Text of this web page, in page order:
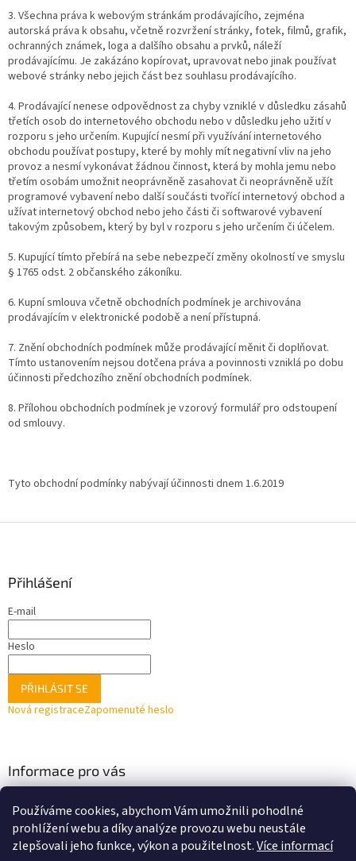
Používáme cookies, abychom Vám umožnili pohodlné
prohlížení webu a díky analýze provozu webu neustále
zlepšovali jeho funkce, výkon a použitelnost.Více informací
3. Všechna práva k webovým stránkám prodávajícího, zejména
autorská práva k obsahu, včetně rozvržení stránky, fotek, filmů, grafik,
ochranných známek, loga a dalšího obsahu a prvků, náleží
prodávajícímu. Je zakázáno kopírovat, upravovat nebo jinak používat
webové stránky nebo jejich část bez souhlasu prodávajícího.
4. Prodávající nenese odpovědnost za chyby vzniklé v důsledku zásahů
třetích osob do internetového obchodu nebo v důsledku jeho užití v
rozporu s jeho určením. Kupující nesmí při využívání internetového
obchodu používat postupy, které by mohly mít negativní vliv na jeho
provoz a nesmí vykonávat žádnou činnost, která by mohla jemu nebo
třetím osobám umožnit neoprávněně zasahovat či neoprávněně užít
programové vybavení nebo další součásti tvořící internetový obchod a
užívat internetový obchod nebo jeho části či softwarové vybavení
takovým způsobem, který by byl v rozporu s jeho určením či účelem.
5. Kupující tímto přebírá na sebe nebezpečí změny okolností ve smyslu
§ 1765 odst. 2 občanského zákoníku.
6. Kupní smlouva včetně obchodních podmínek je archivována
prodávajícím v elektronické podobě a není přístupná.
7. Znění obchodních podmínek může prodávající měnit či doplňovat.
Tímto ustanovením nejsou dotčena práva a povinnosti vzniklá po dobu
účinnosti předchozího znění obchodních podmínek.
8. Přílohou obchodních podmínek je vzorový formulář pro odstoupení
od smlouvy.
Tyto obchodní podmínky nabývají účinnosti dnem 1.6.2019
Přihlášení
E-mail
Heslo
PŘIHLÁSIT SE
Nová registraceZapomenuté heslo
Informace pro vás
Facebook